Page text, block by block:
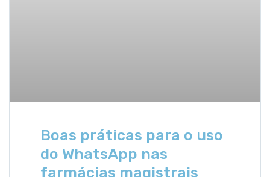
Boas práticas para o uso
do WhatsApp nas
farmácias magistrais